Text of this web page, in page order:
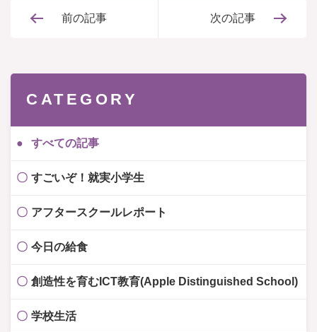
前の記事 次の記事
CATEGORY
すべての記事
すごいぞ！就実小学生
アフタースクールレポート
今日の給食
創造性を育むICT教育(Apple Distinguished School)
学校生活